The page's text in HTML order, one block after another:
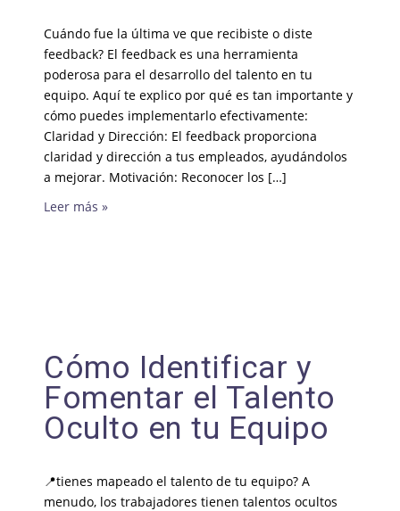
Cuándo fue la última ve que recibiste o diste
feedback? El feedback es una herramienta
poderosa para el desarrollo del talento en tu
equipo. Aquí te explico por qué es tan importante y
cómo puedes implementarlo efectivamente:
Claridad y Dirección: El feedback proporciona
claridad y dirección a tus empleados, ayudándolos
a mejorar. Motivación: Reconocer los […]
Leer más »
Cómo Identificar y
Fomentar el Talento
Oculto en tu Equipo
📍tienes mapeado el talento de tu equipo? A
menudo, los trabajadores tienen talentos ocultos